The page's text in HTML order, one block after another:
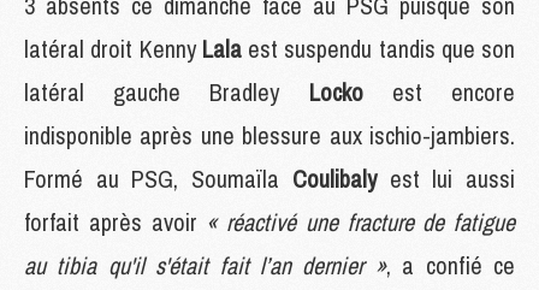
latéral droit KennyLala est suspendu tandis que son
latéral gauche Bradley Locko est encore
indisponible après une blessure aux ischio-jambiers.
Formé au PSG, Soumaïla Coulibaly est lui aussi
forfait après avoir « réactivé une fracture de fatigue
au tibia qu'il s'était fait l’an dernier », a confié ce